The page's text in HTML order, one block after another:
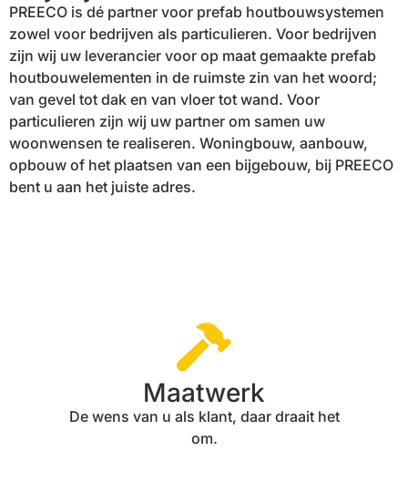
PREECO is dé partner voor prefab houtbouwsystemen
zowel voor bedrijven als particulieren. Voor bedrijven
zijn wij uw leverancier voor op maat gemaakte prefab
houtbouwelementen in de ruimste zin van het woord;
van gevel tot dak en van vloer tot wand. Voor
particulieren zijn wij uw partner om samen uw
woonwensen te realiseren. Woningbouw, aanbouw,
opbouw of het plaatsen van een bijgebouw, bij PREECO
bent u aan het juiste adres.
Maatwerk
De wens van u als klant, daar draait het
om.